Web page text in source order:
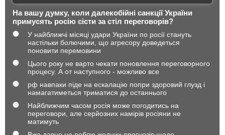
На вашу думку, коли далекобійні санкції України
примусять росію сісти за стіл переговорів?
У найближчі місяці удари України по росії стануть
настільки болючими, що агресору доведеться
поновити перемовини
Цього року не варто чекати поновлення переговорного
процесу. А от наступного - можливо все
рф навпаки піде на ескалацію попри здоровий глузд і
намагатиметься триматися до останнього
Найближчим часом росія може погодитись на
переговори, але серйозних намірів росіяни не
матимуть